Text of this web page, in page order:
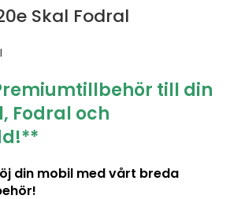
Skal Fodral
till din
Fodral och
din mobil med vårt breda